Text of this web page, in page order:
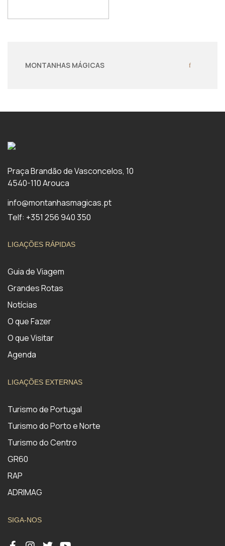
MONTANHAS MÁGICAS
Praça Brandão de Vasconcelos, 10
4540-110 Arouca
info@montanhasmagicas.pt
Telf: +351 256 940 350
LIGAÇÕES RÁPIDAS
Guia de Viagem
Grandes Rotas
Notícias
O que Fazer
O que Visitar
Agenda
LIGAÇÕES EXTERNAS
Turismo de Portugal
Turismo do Porto e Norte
Turismo do Centro
GR60
RAP
ADRIMAG
SIGA-NOS